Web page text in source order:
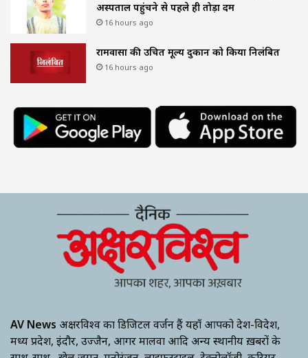
अस्पताल पहुंचने से पहले ही तोड़ा दम
16 hours ago
रामवासा की उचित मूल्य दुकान को किया निलंबित
16 hours ago
AV News अक्षरविश्व का डिजिटल वर्जन हैं यहाँ आपको देश-विदेश,
मध्य प्रदेश, इंदौर, उज्जैन, आगर मालवा आदि अन्य स्थानीय ख़बरों के